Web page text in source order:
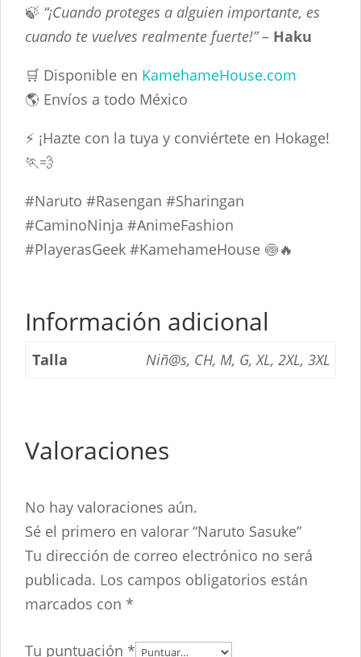
🍃 “¡Cuando proteges a alguien importante, es
cuando te vuelves realmente fuerte!”– Haku
🛒 Disponible en KamehameHouse.com
🌎 Envíos a todo México
⚡ ¡Hazte con la tuya y conviértete en Hokage!
🏃💨
#Naruto #Rasengan #Sharingan
#CaminoNinja #AnimeFashion
#PlayerasGeek #KamehameHouse 🍥🔥
Información adicional
Talla Niñ@s, CH, M, G, XL, 2XL, 3XL
Valoraciones
No hay valoraciones aún.
Sé el primero en valorar “Naruto Sasuke”
Tu dirección de correo electrónico no será
publicada. Los campos obligatorios están
marcados con *
Tu puntuación *